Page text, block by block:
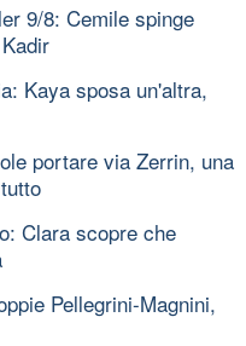
9/8: Cemile spinge
Kaya sposa un'altra,
portare via Zerrin, una
Clara scopre che
Pellegrini-Magnini,